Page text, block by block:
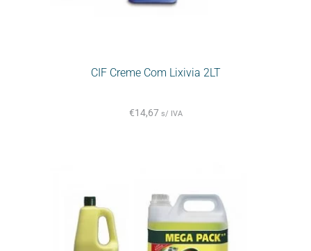
CIF Creme Com Lixivia 2LT
€14,67 s/ IVA